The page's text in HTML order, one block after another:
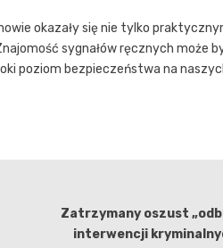
okazały się nie tylko
sygnałów ręcznych może
poziom bezpieczeństwa na
Zatrzymany oszust
interwencji